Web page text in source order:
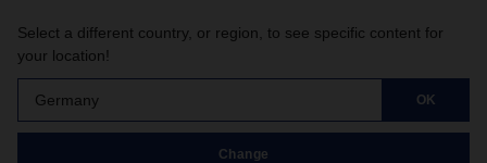
Select a different country, or region, to see specific content for
your location!
Germany OK
Change